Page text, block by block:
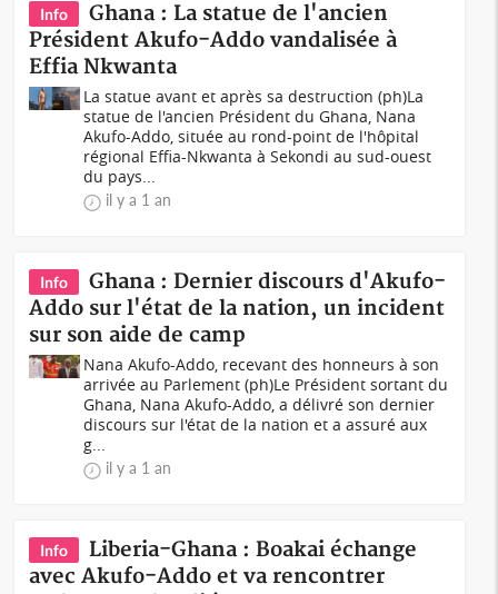
Info
Ghana : La statue de l'ancien
Président Akufo-Addo vandalisée à
Effia Nkwanta
La statue avant et après sa destruction (ph)La
statue de l'ancien Président du Ghana, Nana
Akufo-Addo, située au rond-point de l'hôpital
régional Effia-Nkwanta à Sekondi au sud-ouest
du pays...
il y a 1 an
Info
Ghana : Dernier discours d'Akufo-
Addo sur l'état de la nation, un incident
sur son aide de camp
Nana Akufo-Addo, recevant des honneurs à son
arrivée au Parlement (ph)Le Président sortant du
Ghana, Nana Akufo-Addo, a délivré son dernier
discours sur l'état de la nation et a assuré aux
g...
il y a 1 an
Info
Liberia-Ghana : Boakai échange
avec Akufo-Addo et va rencontrer